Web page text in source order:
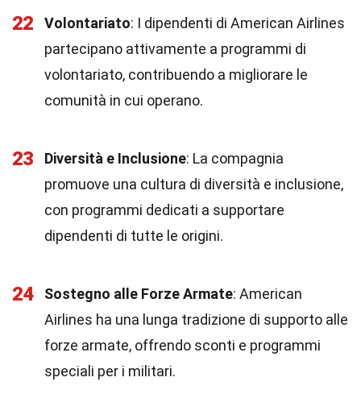
22 Volontariato: I dipendenti di American Airlines
partecipano attivamente a programmi di
volontariato, contribuendo a migliorare le
comunità in cui operano.
23 Diversità e Inclusione: La compagnia
promuove una cultura di diversità e inclusione,
con programmi dedicati a supportare
dipendenti di tutte le origini.
24 Sostegno alle Forze Armate: American
Airlines ha una lunga tradizione di supporto alle
forze armate, offrendo sconti e programmi
speciali per i militari.